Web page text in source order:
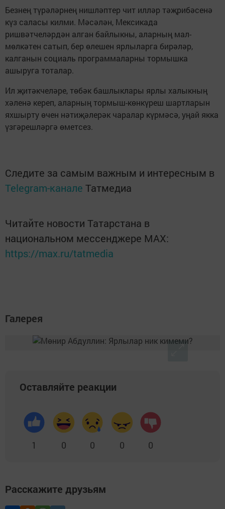
Безнең түрәләрнең нишләптер чит илләр тәҗрибәсенә
күз саласы килми. Мәсәлән, Мексикада
ришвәтчеләрдән алган байлыкны, аларның мал-
мөлкәтен сатып, бер өлешен ярлыларга бирәләр,
калганын социаль программаларны тормышка
ашыруга тоталар.
Ил җитәкчеләре, төбәк башлыклары ярлы халыкның
хәленә кереп, аларның тормыш-көнкүреш шартларын
яхшырту өчен нәтиҗәлерәк чаралар күрмәсә, уңай якка
үзгәрешләргә өметсез.
Следите за самым важным и интересным в
Telegram-канале Татмедиа
Читайте новости Татарстана в
национальном мессенджере MАХ:
https://max.ru/tatmedia
Галерея
Оставляйте реакции
1 0 0 0 0
Расскажите друзьям